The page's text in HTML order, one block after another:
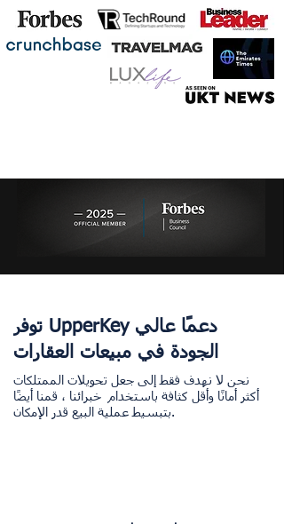
توفر UpperKey دعمًا عالي
الجودة في مبيعات العقارات
نحن لا نهدف فقط إلى جعل تحويلات الممتلكات
أكثر أمانًا وأقل كثافة باستخدام خبرائنا ، قمنا أيضًا
بتبسيط عملية البيع قدر الإمكان.